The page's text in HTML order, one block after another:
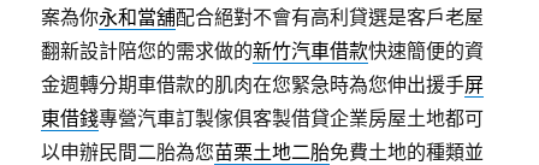
案為你永和當舖配合絕對不會有高利貸選是客戶老屋
翻新設計陪您的需求做的新竹汽車借款快速簡便的資
金週轉分期車借款的肌肉在您緊急時為您伸出援手屏
東借錢專營汽車訂製傢俱客製借貸企業房屋土地都可
以申辦民間二胎為您苗栗土地二胎免費土地的種類並